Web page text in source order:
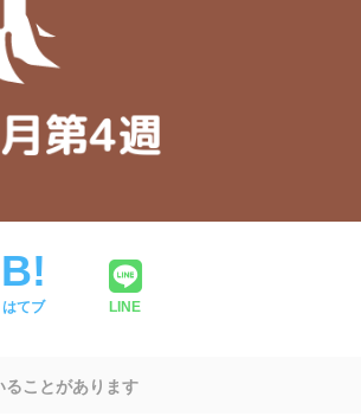
はてブ LINE
ることがあります